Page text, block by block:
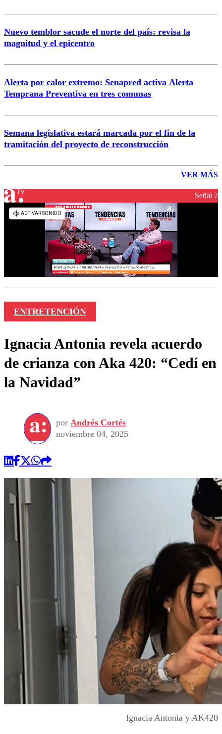
Nuevo temblor sacude el norte del país: revisa la
magnitud y el epicentro
Alerta por calor extremo: Senapred activa Alerta
Temprana Preventiva en tres comunas
Semana legislativa estará marcada por el fin de la
tramitación del proyecto de reconstrucción
VER MÁS
Señal 2
ENTRETENCIÓN
Ignacia Antonia revela acuerdo
de crianza con Aka 420: “Cedí en
la Navidad”
por Andrés Cortés
noviembre 04, 2025
Ignacia Antonia y AK420